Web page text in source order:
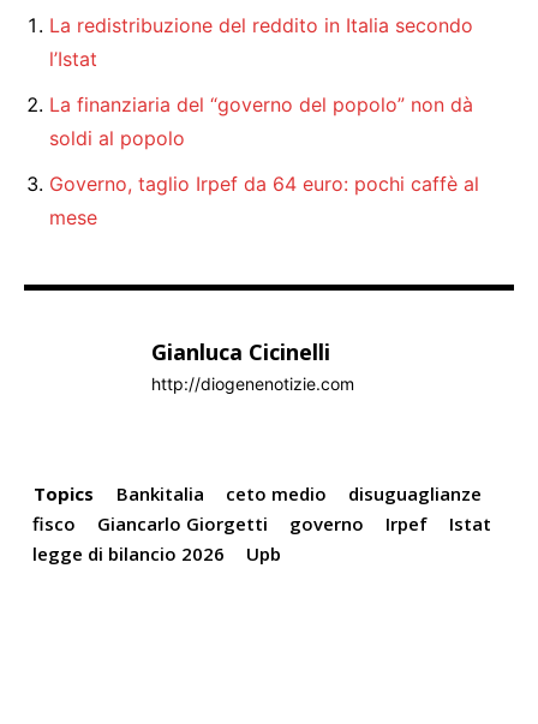
La redistribuzione del reddito in Italia secondo
l’Istat
La finanziaria del “governo del popolo” non dà
soldi al popolo
Governo, taglio Irpef da 64 euro: pochi caffè al
mese
Gianluca Cicinelli
http://diogenenotizie.com
Topics Bankitalia ceto medio
disuguaglianze
fisco
Giancarlo Giorgetti governo Irpef
Istat
legge di bilancio 2026
Upb